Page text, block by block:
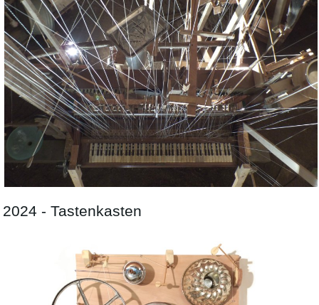
2024 - Tastenkasten